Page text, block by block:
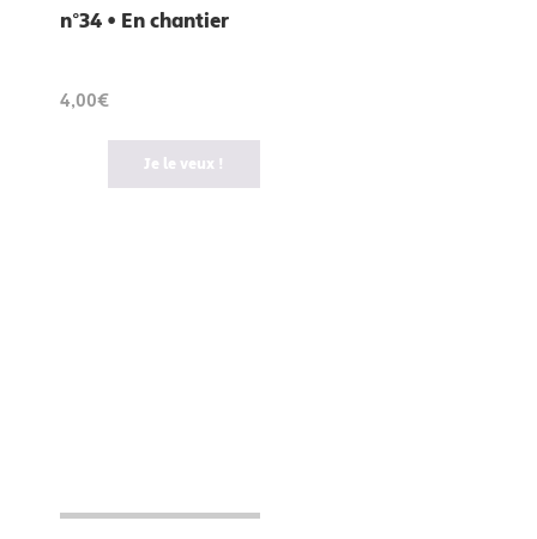
n°34 • En chantier
4,00€
Je le veux !